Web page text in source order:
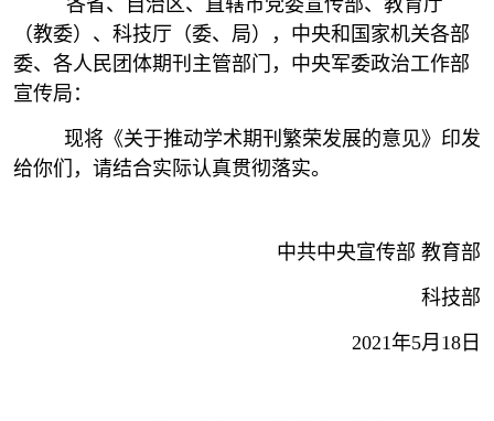
各省、自治区、直辖市党委宣传部、教育厅
（教委）、科技厅（委、局），中央和国家机关各部
委、各人民团体期刊主管部门，中央军委政治工作部
宣传局：
现将《关于推动学术期刊繁荣发展的意见》印发
给你们，请结合实际认真贯彻落实。
中共中央宣传部 教育部
科技部
2021年5月18日